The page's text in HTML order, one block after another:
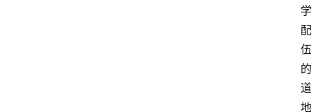
学
配
伍
的
道
地